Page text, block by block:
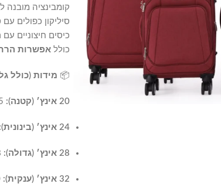
קומבינציה מובנה
כיסים חיצוניים
כולל אפשרות
📦 מידות (כולל
20 אינץ׳ (קטנה):
24 אינץ׳ (בינונית):
28 אינץ׳ (גדולה):
32 אינץ׳ (ענקית):